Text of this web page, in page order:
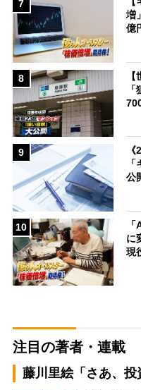
7
増
億
8
9
公
10
に
現
注目の著者・連載
藤川里絵「さあ、投